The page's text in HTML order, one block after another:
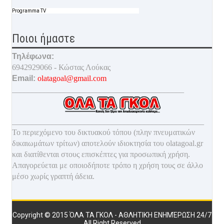
Programma TV
Ποιοι ήμαστε
Τηλέφωνα:
6942929066 - Κώστας Λούκας
Email: olatagoal@gmail.com
Το περιεχόμενο του δικτυακού τόπου (πλην πνευματικών
δικαιωμάτων τρίτων) αποτελούν ιδιοκτησία του olatagoal.gr
και διατίθενται στους επισκέπτες για προσωπική χρήση.
Απαγορεύεται με οποιοδήποτε τρόπο η χρήση τους σε άλλο
μέσο χωρίς γραπτή άδεια.
Copyright © 2015 ΌΛΑ ΤΑ ΓΚΟΛ - ΑΘΛΗΤΙΚΉ ΕΝΗΜΈΡΩΣΗ 24/7